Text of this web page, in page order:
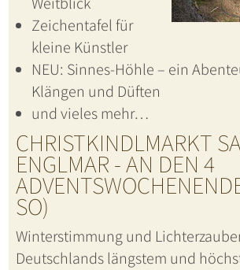
Zeichentafel für
kleine Künstler
NEU: Sinnes-Höhle – ein
Klängen und Düften
und vieles mehr…
CHRISTKINDLMARKT
ENGLMAR - AN DEN 4
SO)
Winterstimmung und
Deutschlands längstem und